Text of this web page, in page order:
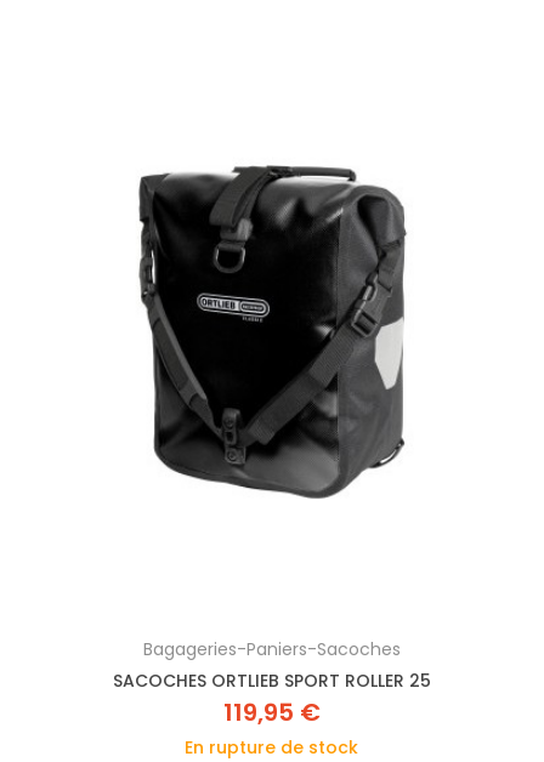
Bagageries-Paniers-Sacoches
SACOCHES ORTLIEB SPORT ROLLER 25
119,95 €
En rupture de stock